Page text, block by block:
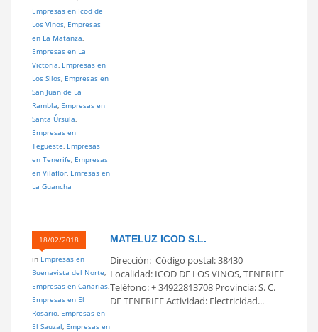
Empresas en Icod de
Los Vinos, Empresas
en La Matanza,
Empresas en La
Victoria, Empresas en
Los Silos, Empresas en
San Juan de La
Rambla, Empresas en
Santa Úrsula,
Empresas en
Tegueste, Empresas
en Tenerife, Empresas
en Vilaflor, Emresas en
La Guancha
18/02/2018
in Empresas en
Buenavista del Norte,
Empresas en Canarias,
Empresas en El
Rosario, Empresas en
El Sauzal, Empresas en
MATELUZ ICOD S.L.
Dirección: Código postal: 38430
Localidad: ICOD DE LOS VINOS, TENERIFE
Teléfono: + 34922813708 Provincia: S. C.
DE TENERIFE Actividad: Electricidad...